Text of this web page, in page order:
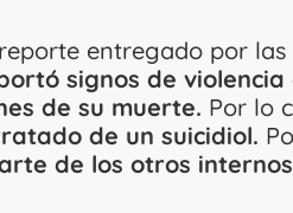
entregado por las
signos de
de su muerte. Por lo
de un suicidiol.
de los otros